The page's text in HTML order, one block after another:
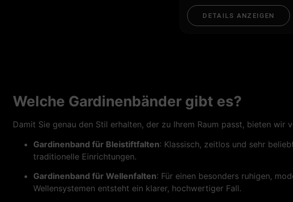
DETAILS ANZEIGEN
Welche Gardinenbänder gibt es?
Damit Sie genau den Stil erhalten, der zu Ihrem Raum passt, bieten wir
Gardinenband für Bleistiftfalten: Klassisch, zeitlos und sehr
traditionelle Einrichtungen.
Gardinenband für Wellenfalten: Für einen besonders ruhigen,
Wellensystemen entsteht ein klarer, hochwertiger Fall.